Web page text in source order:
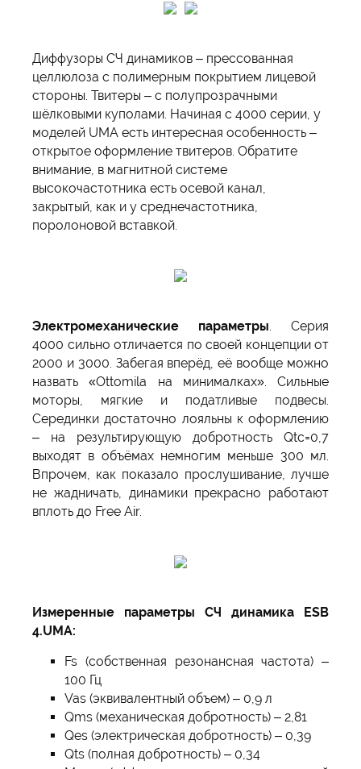
Диффузоры СЧ динамиков – прессованная
целлюлоза с полимерным покрытием лицевой
стороны. Твитеры – с полупрозрачными
шёлковыми куполами. Начиная с 4000 серии, у
моделей UMA есть интересная особенность –
открытое оформление твитеров. Обратите
внимание, в магнитной системе
высокочастотника есть осевой канал,
закрытый, как и у среднечастотника,
поролоновой вставкой.
Электромеханические параметры . Серия
4000 сильно отличается по своей концепции от
2000 и 3000. Забегая вперёд, её вообще можно
назвать «Ottomila на минималках». Сильные
моторы, мягкие и податливые подвесы.
Серединки достаточно лояльны к оформлению
– на результирующую добротность Qtc=0,7
выходят в объёмах немногим меньше 300 мл.
Впрочем, как показало прослушивание, лучше
не жадничать, динамики прекрасно работают
вплоть до Free Air.
Измеренные параметры СЧ динамика ESB
4.UMA:
Fs (собственная резонансная частота) –
100 Гц
Vas (эквивалентный объем) – 0,9 л
Qms (механическая добротность) – 2,81
Qes (электрическая добротность) – 0,39
Qts (полная добротность) – 0,34